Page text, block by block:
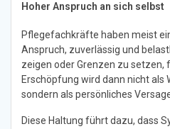
Hoher Anspruch an sich selbst
Pflegefachkräfte haben meist
Anspruch, zuverlässig und
zeigen oder Grenzen zu setzen,
Erschöpfung wird dann nicht als
sondern als persönliches
Diese Haltung führt dazu, dass